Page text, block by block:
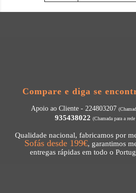
Compare e diga se
Apoio ao Cliente - 224803207
935438022 (Chamada para a
Qualidade nacional, fabricamos por
Sofás desde 199€, garantimos
entregas rápidas em todo o